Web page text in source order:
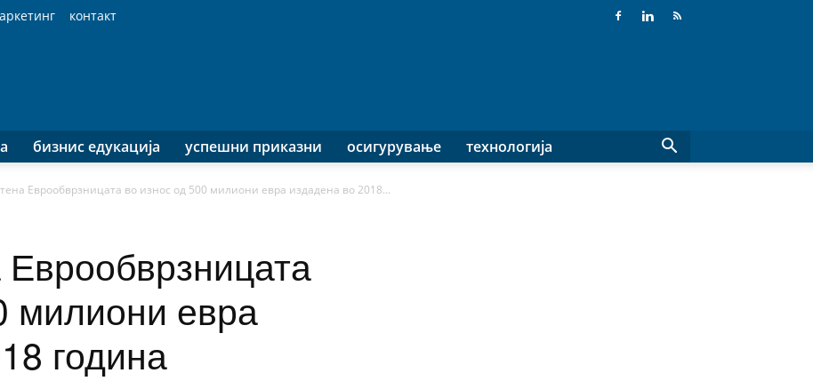
контакт
бизнис едукација успешни приказни осигурување технологија
Еврообврзницата во износ од 500 милиони евра издадена во 2018...
милиони евра
година